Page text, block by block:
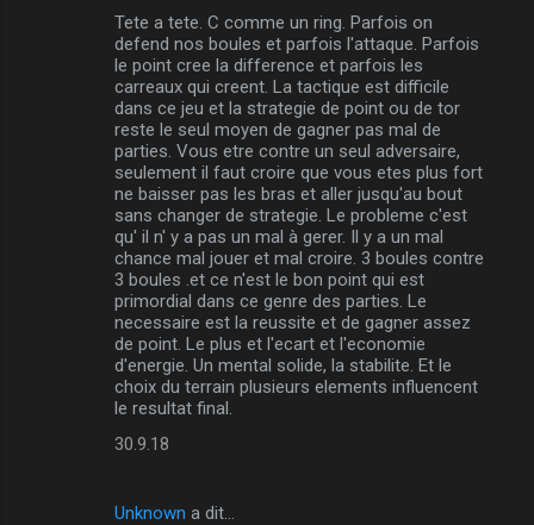
Tete a tete. C comme un ring. Parfois on
defend nos boules et parfois l'attaque. Parfois
le point cree la difference et parfois les
carreaux qui creent. La tactique est difficile
dans ce jeu et la strategie de point ou de tor
reste le seul moyen de gagner pas mal de
parties. Vous etre contre un seul adversaire,
seulement il faut croire que vous etes plus fort
ne baisser pas les bras et aller jusqu'au bout
sans changer de strategie. Le probleme c'est
qu' il n' y a pas un mal à gerer. Il y a un mal
chance mal jouer et mal croire. 3 boules contre
3 boules .et ce n'est le bon point qui est
primordial dans ce genre des parties. Le
necessaire est la reussite et de gagner assez
de point. Le plus et l'ecart et l'economie
d'energie. Un mental solide, la stabilite. Et le
choix du terrain plusieurs elements influencent
le resultat final.
30.9.18
Unknown a dit…